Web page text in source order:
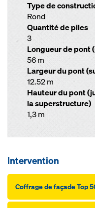
Type de
Rond
Quantité de piles
3
Longueur de pont
56 m
Largeur du pont
12.52 m
Hauteur du pont
la superstructure)
1,3 m
Intervention
Coffrage de façade Top